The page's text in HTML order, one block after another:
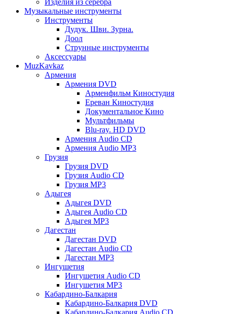
Изделия из серебра
Музыкальные инструменты
Инструменты
Дудук. Шви. Зурна.
Доол
Струнные инструменты
Аксессуары
MuzKavkaz
Армения
Армения DVD
Арменфильм Киностудия
Ереван Киностудия
Документальное Кино
Мультфильмы
Blu-ray. HD DVD
Армения Audio CD
Армения Audio MP3
Грузия
Грузия DVD
Грузия Audio CD
Грузия MP3
Адыгея
Адыгея DVD
Адыгея Audio CD
Адыгея MP3
Дагестан
Дагестан DVD
Дагестан Audio CD
Дагестан MP3
Ингушетия
Ингушетия Audio CD
Ингушетия MP3
Кабардино-Балкария
Кабардино-Балкария DVD
Кабардино-Балкария Audio CD